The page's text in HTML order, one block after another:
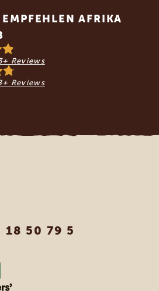
AFRIKA
Reviews
Reviews
18 50 79 5